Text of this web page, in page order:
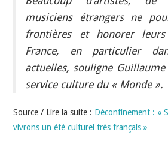
musiciens étrangers ne
frontières et honorer leurs
France, en particulier
actuelles, souligne
service culture du « Monde ».
Source / Lire la suite : Déconfinement : «
vivrons un été culturel très français »